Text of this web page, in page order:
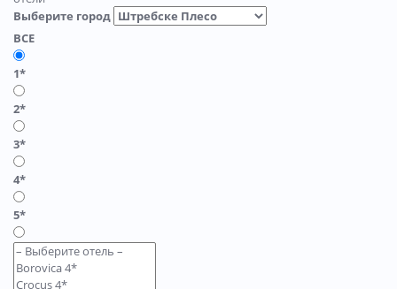
Выберите город
ВСЕ
1*
2*
3*
4*
5*